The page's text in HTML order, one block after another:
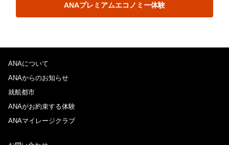
ANAプレミアムエコノミー体験
ANAについて
ANAからのお知らせ
就航都市
ANAがお約束する体験
ANAマイレージクラブ